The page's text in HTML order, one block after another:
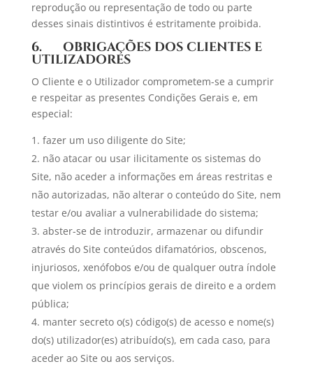
reprodução ou representação de todo ou parte
desses sinais distintivos é estritamente proibida.
6. OBRIGAÇÕES DOS CLIENTES E
UTILIZADORES
O Cliente e o Utilizador comprometem-se a cumprir
e respeitar as presentes Condições Gerais e, em
especial:
fazer um uso diligente do Site;
não atacar ou usar ilicitamente os sistemas do
Site, não aceder a informações em áreas restritas e
não autorizadas, não alterar o conteúdo do Site, nem
testar e/ou avaliar a vulnerabilidade do sistema;
abster-se de introduzir, armazenar ou difundir
através do Site conteúdos difamatórios, obscenos,
injuriosos, xenófobos e/ou de qualquer outra índole
que violem os princípios gerais de direito e a ordem
pública;
manter secreto o(s) código(s) de acesso e nome(s)
do(s) utilizador(es) atribuído(s), em cada caso, para
aceder ao Site ou aos serviços.